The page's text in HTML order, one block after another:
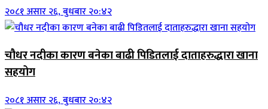
२०८१ असार २६, बुधबार २०:४२
चौधर नदीका कारण बनेका बाढी पिडितलाई दाताहरुद्धारा खाना
सहयोग
२०८१ असार २६, बुधबार २०:४२